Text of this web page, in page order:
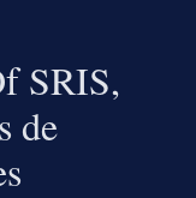
SRIS,
de